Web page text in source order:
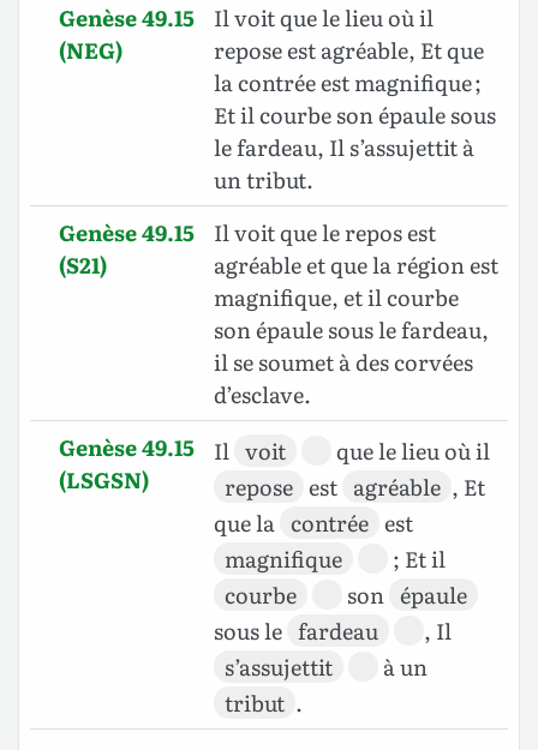
Genèse 49.15
(NEG)
Il voit que le lieu où il
repose est agréable, Et que
la contrée est magnifique ;
Et il courbe son épaule sous
le fardeau, Il s’assujettit à
un tribut.
Genèse 49.15
(S21)
Il voit que le repos est
agréable et que la région est
magnifique, et il courbe
son épaule sous le fardeau,
il se soumet à des corvées
d’esclave.
Genèse 49.15
(LSGSN)
Il voit
que le lieu où il
repose est agréable , Et
que la contrée est
magnifique
; Et il
courbe
son épaule
sous le fardeau
, Il
s’assujettit
à un
tribut .